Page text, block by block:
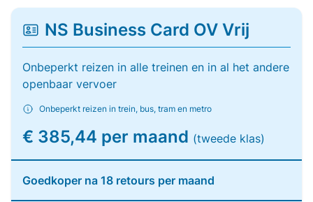
NS Business Card OV Vrij
Onbeperkt reizen in alle treinen en in al het andere
openbaar vervoer
Onbeperkt reizen in trein, bus, tram en metro
€ 385,44 per maand (tweede klas)
Goedkoper na 18 retours per maand